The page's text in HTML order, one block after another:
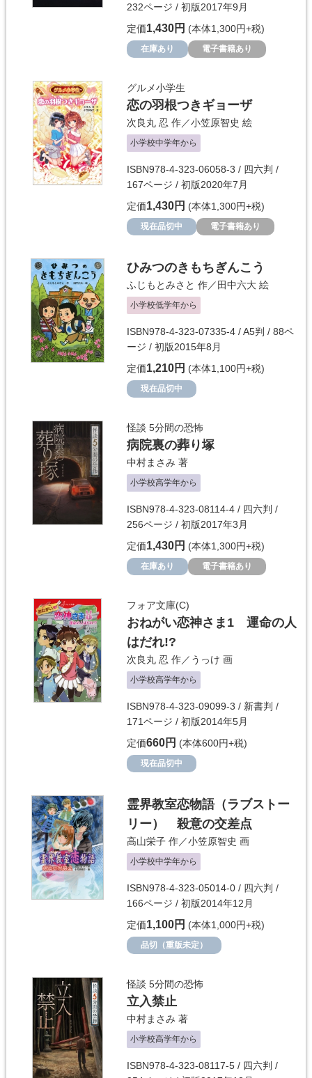
232ページ / 初版2017年9月
定価1,430円 (本体1,300円+税)
在庫あり 電子書籍あり
グルメ小学生
恋の羽根つきギョーザ
次良丸 忍 作／小笠原智史 絵
小学校中学年から
ISBN978-4-323-06058-3 / 四六判 /
167ページ / 初版2020年7月
定価1,430円 (本体1,300円+税)
現在品切中 電子書籍あり
ひみつのきもちぎんこう
ふじもとみさと 作／田中六大 絵
小学校低学年から
ISBN978-4-323-07335-4 / A5判 / 88ペ
ージ / 初版2015年8月
定価1,210円 (本体1,100円+税)
現在品切中
怪談 5分間の恐怖
病院裏の葬り塚
中村まさみ 著
小学校高学年から
ISBN978-4-323-08114-4 / 四六判 /
256ページ / 初版2017年3月
定価1,430円 (本体1,300円+税)
在庫あり 電子書籍あり
フォア文庫(C)
おねがい恋神さま1 運命の人
はだれ!?
次良丸 忍 作／ うっけ 画
小学校高学年から
ISBN978-4-323-09099-3 / 新書判 /
171ページ / 初版2014年5月
定価660円 (本体600円+税)
現在品切中
霊界教室恋物語（ラブストー
リー） 殺意の交差点
高山栄子 作／小笠原智史 画
小学校中学年から
ISBN978-4-323-05014-0 / 四六判 /
166ページ / 初版2014年12月
定価1,100円 (本体1,000円+税)
品切（重版未定）
怪談 5分間の恐怖
立入禁止
中村まさみ 著
小学校高学年から
ISBN978-4-323-08117-5 / 四六判 /